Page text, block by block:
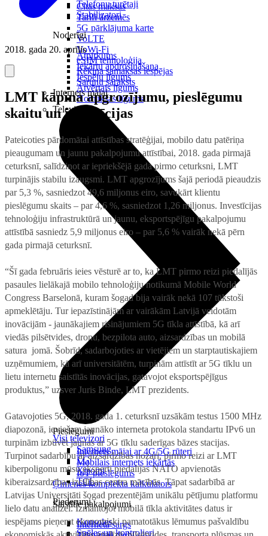
Citas maksas
Tarifi ārzemēs
5G pārklājuma karte
VoLTE
VoWi-Fi
eSIM tehnoloģija
Rēķina samaksas iespējas
Sarunu saraksts
Internets mājai
Pieslēgumi
Internets mājai ar 4G/5G rūteri
Mobilais internets iekārtās
IoT pieslēgums
Ģimenes komplekta kalkulators
Saistītie pakalpojumi
Interneta sargs
Telefonu turētaji
Stabilizatori
Noderīgi
Atpirkums
Iekārtu apdrošināšana
Iespēju līgums
Atvērtais līgums
Nomaksas līgums
Televizori
Visi televizori
Samsung
LG
Xiaomi
TCL
Piederumi
Konsoles
Spēles un kontrolieri
2018. gada 20. aprīlis
LMT kāpina apgrozījumu, pieslēgumu
skaitu un investīcijas
Pateicoties pārdomātai attīstības stratēģijai, mobilo datu patēriņa
pieaugumam un jaunu pakalpojumu attīstībai, 2018. gada pirmajā
ceturksnī, salīdzinot ar iepriekšējā gada pirmo ceturksni, LMT
turpinājis stabilu izaugsmi. LMT apgrozījums šajā periodā pieaudzis
par 5,3 %, sasniedzot 49,6 miljonus eiro, savukārt klientu
pieslēgumu skaits – par 4,6 %, sasniedzot 1,26 miljonus. Investīcijas
tehnoloģiju infrastruktūrā un jaunu, eksportspējīgu pakalpojumu
attīstībā sasniedz 5,9 miljonus eiro – par 5,6 % vairāk nekā pērn
gada pirmajā ceturksnī.
“Šī gada februāris ieies vēsturē ar to, ka LMT pirmo reizi piedalījās
pasaules lielākajā mobilo tehnoloģiju notikumā Mobile World
Congress Barselonā, kuram šogad bija vairāk nekā 107 tūkstoši
apmeklētāju. Tur iepazīstinājām ar vairākām Latvijā veidotām
inovācijām - jaunākajiem risinājumiem 5G tīkla attīstībā, kā arī
viedās pilsētvides, dronu, bezpilota auto, aizsardzības un mobilā
satura jomā. Šobrīd, sadarbojoties ar vietējiem un starptautiskajiem
uzņēmumiem, kā arī universitātēm, turpinām attīstīt ar 5G tīklu un
lietu internetu saistītās inovācijas, gatavojot eksportspējīgus
produktus,” uzsver Juris Binde, LMT prezidents.
Gatavojoties 5G, 2018. gada 1. ceturksnī uzsākām testus 1500 MHz
diapozonā, ieviešam jaunāko interneta protokola standartu IPv6 un
turpinām izbūvēt jaunas ar 5G tīklu saderīgas bāzes stacijas.
Turpinot sadarbību ar aizsardzības nozari, pirmo reizi ar LMT
kiberpoligonu mūsu eksperti piedalījās NATO apvienotās
kiberaizsardzības izcilības centra mācībās. Tāpat sadarbībā ar
Latvijas Universitāti šogad prezentējām unikālu pētījumu platformu
lielo datu analīzei. Izmantojot mobilā tīkla aktivitātes datus ir
iespējams pieņemt ekonomiski pamatotākus lēmumus pašvaldību